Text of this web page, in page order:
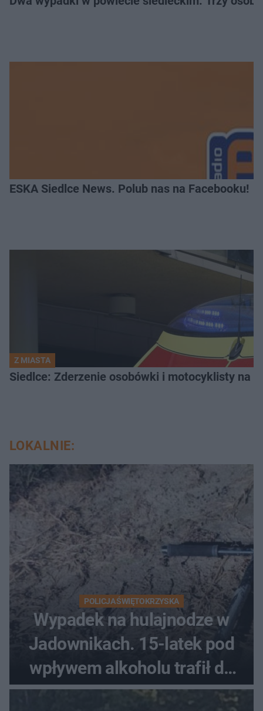
ESKA Siedlce News. Polub nas na Facebooku!
Z MIASTA
Siedlce: Zderzenie osobówki i motocyklisty na
LOKALNIE:
POLICJA ŚWIĘTOKRZYSKA
Wypadek na hulajnodze w
Jadownikach. 15-latek pod
wpływem alkoholu trafił do
szpitala